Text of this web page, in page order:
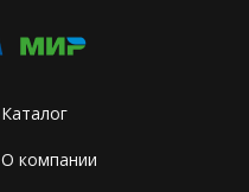
Каталог
О компании